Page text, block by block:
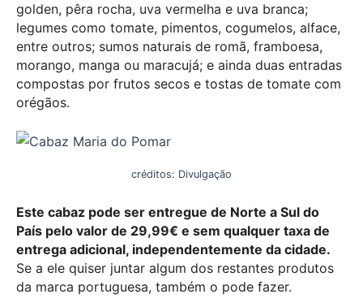
golden, pêra rocha, uva vermelha e uva branca;
legumes como tomate, pimentos, cogumelos, alface,
entre outros; sumos naturais de romã, framboesa,
morango, manga ou maracujá; e ainda duas entradas
compostas por frutos secos e tostas de tomate com
orégãos.
créditos: Divulgação
Este cabaz pode ser entregue de Norte a Sul do
País pelo valor de 29,99€ e sem qualquer taxa de
entrega adicional, independentemente da cidade.
Se a ele quiser juntar algum dos restantes produtos
da marca portuguesa, também o pode fazer.